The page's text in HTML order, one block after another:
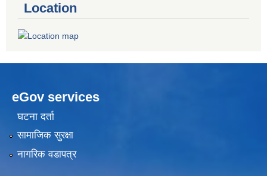
Location
eGov services
घटना दर्ता
सामाजिक सुरक्षा
नागरिक वडापत्र